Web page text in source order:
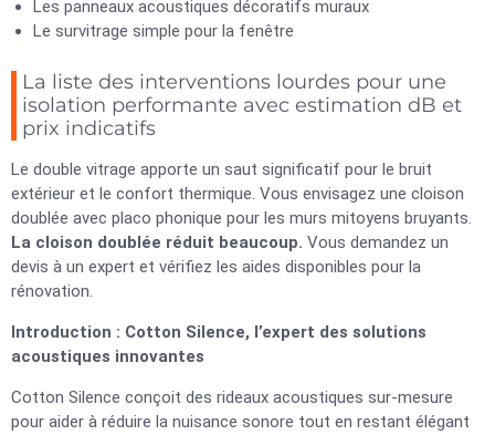
Les panneaux acoustiques décoratifs muraux
Le survitrage simple pour la fenêtre
La liste des interventions lourdes pour une
isolation performante avec estimation dB et
prix indicatifs
Le double vitrage apporte un saut significatif pour le bruit
extérieur et le confort thermique. Vous envisagez une cloison
doublée avec placo phonique pour les murs mitoyens bruyants.
La cloison doublée réduit beaucoup. Vous demandez un
devis à un expert et vérifiez les aides disponibles pour la
rénovation.
Introduction : Cotton Silence, l’expert des solutions
acoustiques innovantes
Cotton Silence conçoit des rideaux acoustiques sur-mesure
pour aider à réduire la nuisance sonore tout en restant élégant